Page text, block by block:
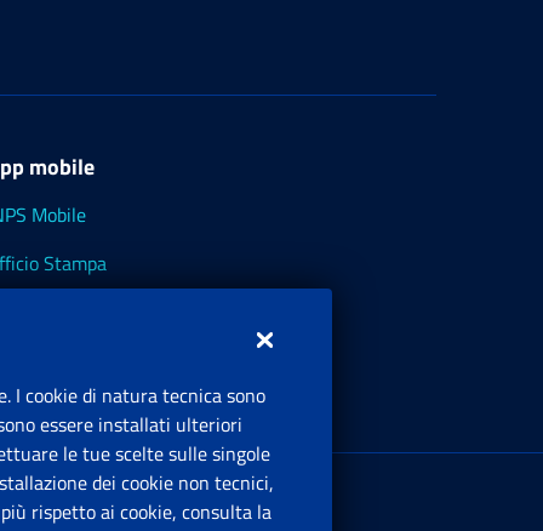
mobile
Mobile
Stampa
Legale: Via Ciro il Grande, 21
Roma
I cookie di natura tecnica sono
essere installati ulteriori
le tue scelte sulle singole
dei cookie non tecnici,
più rispetto ai cookie, consulta la